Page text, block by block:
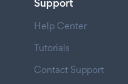
Help Center
Tutorials
Contact Support